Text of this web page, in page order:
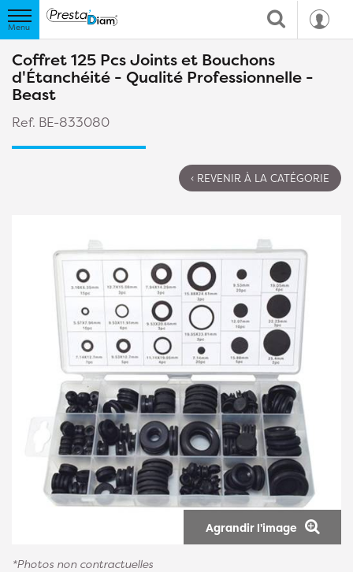
Coffret 125 Pcs Joints et Bouchons
d'Étanchéité - Qualité Professionnelle -
Beast
Ref. BE-833080
‹ REVENIR À LA CATÉGORIE
Agrandir l'image
*Photos non contractuelles